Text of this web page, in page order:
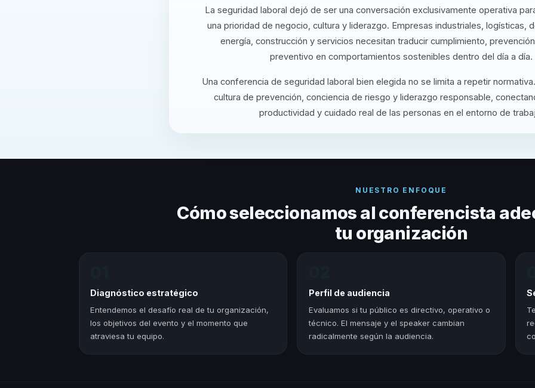
La seguridad laboral dejó de ser una conversación exclusivamente operativa
una prioridad de negocio, cultura y liderazgo. Empresas industriales, logísticas,
energía, construcción y servicios necesitan traducir cumplimiento,
preventivo en comportamientos sostenibles dentro del día a día.
Una conferencia de seguridad laboral bien elegida no se limita a repetir
cultura de prevención, conciencia de riesgo y liderazgo responsable,
productividad y cuidado real de las personas en el entorno de
NUESTRO ENFOQUE
Cómo seleccionamos al conferencista
tu organización
Diagnóstico estratégico
Entendemos el desafío real de tu organización,
los objetivos del evento y el momento que
atraviesa tu equipo.
Perfil de audiencia
Evaluamos si tu público es directivo, operativo o
técnico. El mensaje y el speaker cambian
radicalmente según la audiencia.